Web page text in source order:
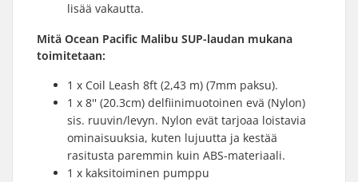
lisää vakautta.
Mitä Ocean Pacific Malibu SUP-laudan mukana
toimitetaan:
1 x Coil Leash 8ft (2,43 m) (7mm paksu).
1 x 8'' (20.3cm) delfiinimuotoinen evä (Nylon)
sis. ruuvin/levyn. Nylon evät tarjoaa loistavia
ominaisuuksia, kuten lujuutta ja kestää
rasitusta paremmin kuin ABS-materiaali.
1 x kaksitoiminen pumppu